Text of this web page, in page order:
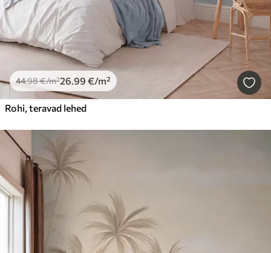
44.98€/m²26.99 €/m²
Rohi, teravad lehed